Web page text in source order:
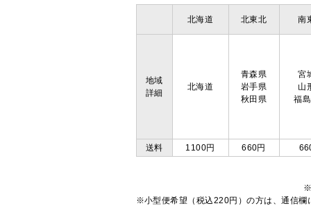
北海道 北東北 南
地域
詳細
北海道
青森県
岩手県
秋田県
宮
山
福
送料 1100円 660円
※
※小型便希望（税込220円）の方は、通信欄